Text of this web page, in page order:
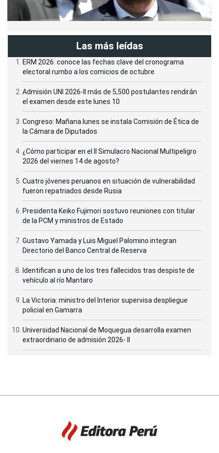
Las más leídas
ERM 2026: conoce las fechas clave del cronograma
electoral rumbo a los comicios de octubre
Admisión UNI 2026-II más de 5,500 postulantes rendirán
el examen desde este lunes 10
Congreso: Mañana lunes se instala Comisión de Ética de
la Cámara de Diputados
¿Cómo participar en el II Simulacro Nacional Multipeligro
2026 del viernes 14 de agosto?
Cuatro jóvenes peruanos en situación de vulnerabilidad
fueron repatriados desde Rusia
Presidenta Keiko Fujimori sostuvo reuniones con titular
de la PCM y ministros de Estado
Gustavo Yamada y Luis Miguel Palomino integran
Directorio del Banco Central de Reserva
Identifican a uno de los tres fallecidos tras despiste de
vehículo al río Mantaro
La Victoria: ministro del Interior supervisa despliegue
policial en Gamarra
Universidad Nacional de Moquegua desarrolla examen
extraordinario de admisión 2026- II